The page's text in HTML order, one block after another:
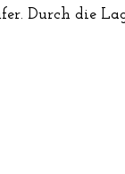
Durch die